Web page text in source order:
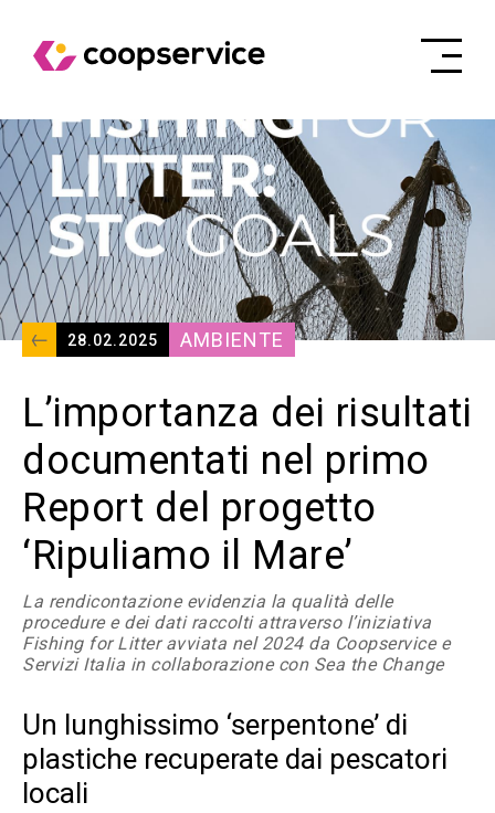
28.02.2025 AMBIENTE
L’importanza dei risultati
documentati nel primo
Report del progetto
‘Ripuliamo il Mare’
La rendicontazione evidenzia la qualità delle
procedure e dei dati raccolti attraverso l’iniziativa
Fishing for Litter avviata nel 2024 da Coopservice e
Servizi Italia in collaborazione con Sea the Change
Un lunghissimo ‘serpentone’ di
plastiche recuperate dai pescatori
locali